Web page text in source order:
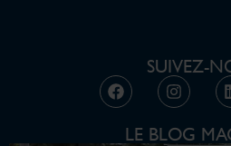
SUIVEZ-
LE BLOG